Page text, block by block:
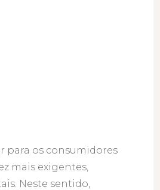
para os consumidores
mais exigentes,
Neste sentido,